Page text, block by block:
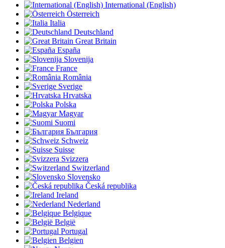
International (English)
Österreich
Italia
Deutschland
Great Britain
España
Slovenija
France
România
Sverige
Hrvatska
Polska
Magyar
Suomi
България
Schweiz
Suisse
Svizzera
Switzerland
Slovensko
Česká republika
Ireland
Nederland
Belgique
België
Portugal
Belgien